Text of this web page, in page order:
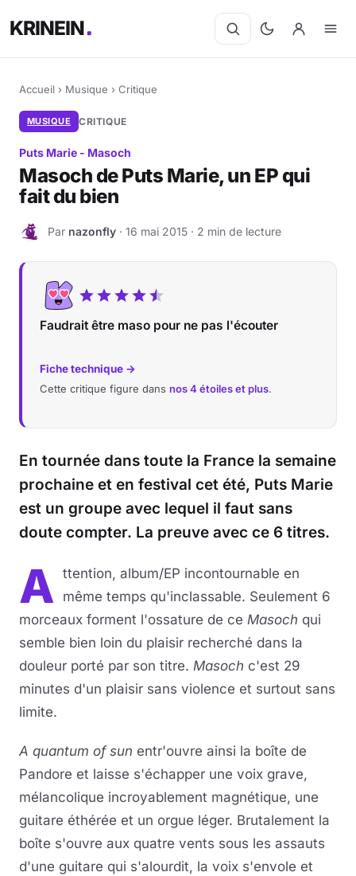
KRINEIN
Accueil › Musique › Critique
MUSIQUE CRITIQUE
Puts Marie - Masoch
Masoch de Puts Marie, un EP qui
fait du bien
N Par nazonfly · 16 mai 2015 · 2 min de lecture
Faudrait être maso pour ne pas l'écouter
Fiche technique →
Cette critique figure dans nos 4 étoiles et plus.
En tournée dans toute la France la semaine
prochaine et en festival cet été, Puts Marie
est un groupe avec lequel il faut sans
doute compter. La preuve avec ce 6 titres.
A ttention, album/EP incontournable en
même temps qu'inclassable. Seulement 6
morceaux forment l'ossature de ce Masoch qui
semble bien loin du plaisir recherché dans la
douleur porté par son titre. Masoch c'est 29
minutes d'un plaisir sans violence et surtout sans
limite.
A quantum of sun entr'ouvre ainsi la boîte de
Pandore et laisse s'échapper une voix grave,
mélancolique incroyablement magnétique, une
guitare éthérée et un orgue léger. Brutalement la
boîte s'ouvre aux quatre vents sous les assauts
d'une guitare qui s'alourdit, la voix s'envole et